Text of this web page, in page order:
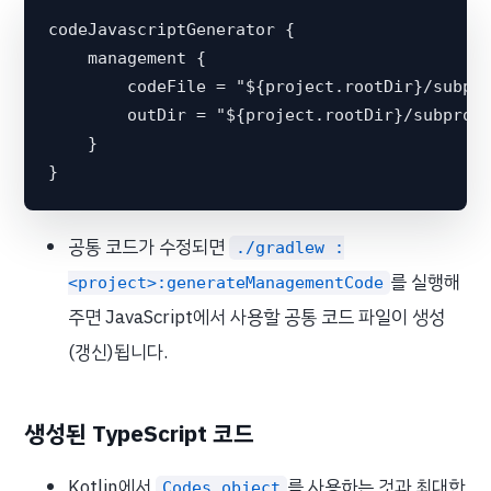
codeJavascriptGenerator {
    management {
codeFile = "${project.rootDir}/
outDir = "${project.rootDir}/
    }
공통 코드가 수정되면
./gradlew :
<project>:generateManagementCode 를 실행해
주면 JavaScript에서 사용할 공통 코드 파일이 생성
(갱신)됩니다.
생성된 TypeScript 코드